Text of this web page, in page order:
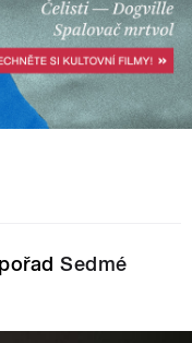
pořadSedmé